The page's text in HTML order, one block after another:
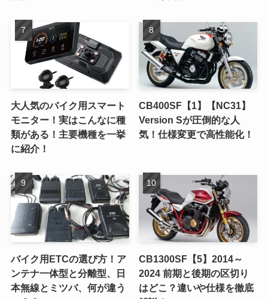
大人気のバイク用スマート
モニター！実はこんなに種
類がある！主要機種を一挙
に紹介！
CB400SF【1】【NC31】
Version Sが圧倒的な人
気！仕様変更で高性能化！
バイク用ETCの選び方！ア
ンテナ一体型と分離型、日
本無線とミツバ、何が違う
CB1300SF【5】2014～
2024 前期と後期の区切り
はどこ？違いや仕様を徹底